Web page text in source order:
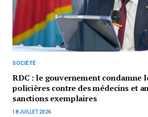
SOCIÉTÉ
RDC : le gouvernement condamne
policières contre des médecins et
sanctions exemplaires
18 JUILLET 2026